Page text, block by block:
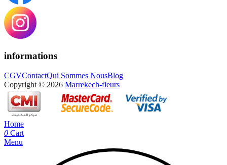
informations
CGVContactQui Sommes NousBlog
Copyright © 2026 Marrekech-fleurs
Home
0 Cart
Menu